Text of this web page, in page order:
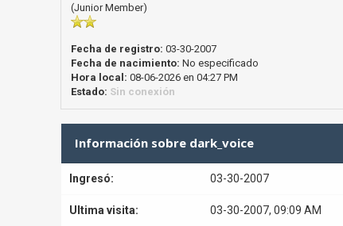
(Junior Member)
Fecha de registro: 03-30-2007
Fecha de nacimiento: No especificado
Hora local: 08-06-2026 en 04:27 PM
Estado: Sin conexión
Información sobre dark_voice
Ingresó: 03-30-2007
Ultima visita: 03-30-2007, 09:09 AM